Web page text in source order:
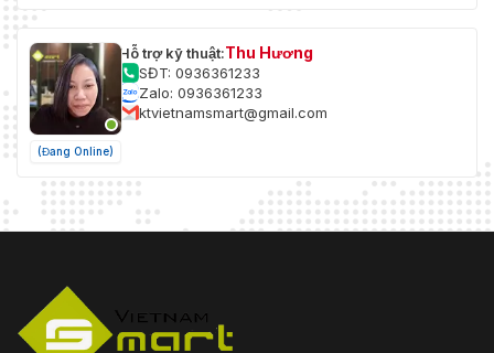
(Đang Online)
Hỗ trợ kỹ thuật:Thu Hương
SĐT: 0936361233
Zalo: 0936361233
ktvietnamsmart@gmail.com